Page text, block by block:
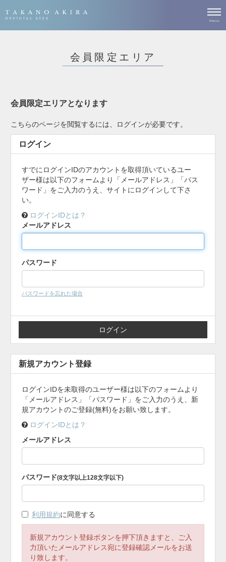
会員限定エリア
会員限定エリアとなります
こちらのページを閲覧するには、ログインが必要です。
ログイン
すでにログインIDのアカウントを取得頂いているユー
ザー様は以下のフォームより「メールアドレス」「パス
ワード」をご入力のうえ、サイトにログインして下さ
い。
ログインIDとは？
メールアドレス
パスワード
パスワードを忘れた場合
新規アカウント登録
ログインIDを未取得のユーザー様は以下のフォームより
「メールアドレス」「パスワード」をご入力のうえ、新
規アカウントのご登録(無料)をお願い致します。
ログインIDとは？
メールアドレス
パスワード(8文字以上128文字以下)
利用規約に同意する
新規アカウント登録ボタンを押下頂きますと、ご入
力頂いたメールアドレス宛に登録確認メールをお送
り致します。